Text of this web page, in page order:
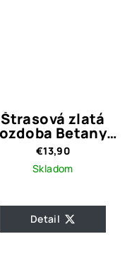
Štrasová zlatá
ozdoba Betany
Gold
€13,90
Skladom
Detail